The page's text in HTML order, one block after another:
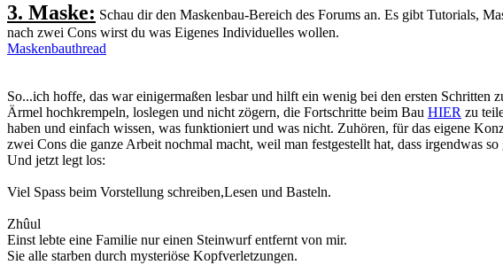
3. Maske: Schau dir den Maskenbau-Bereich des Forums an. Es gibt Tutorials,
nach zwei Cons wirst du was Eigenes Individuelles wollen.
Maskenbauthread
So...ich hoffe, das war einigermaßen lesbar und hilft ein wenig bei den ersten Schritten
Ärmel hochkrempeln, loslegen und nicht zögern, die Fortschritte beim Bau HIER zu
haben und einfach wissen, was funktioniert und was nicht. Zuhören, für das eigene
zwei Cons die ganze Arbeit nochmal macht, weil man festgestellt hat, dass irgendwas
Und jetzt legt los:
Viel Spass beim Vorstellung schreiben,Lesen und Basteln.
Zhûul
Einst lebte eine Familie nur einen Steinwurf entfernt von mir.
Sie alle starben durch mysteriöse Kopfverletzungen.